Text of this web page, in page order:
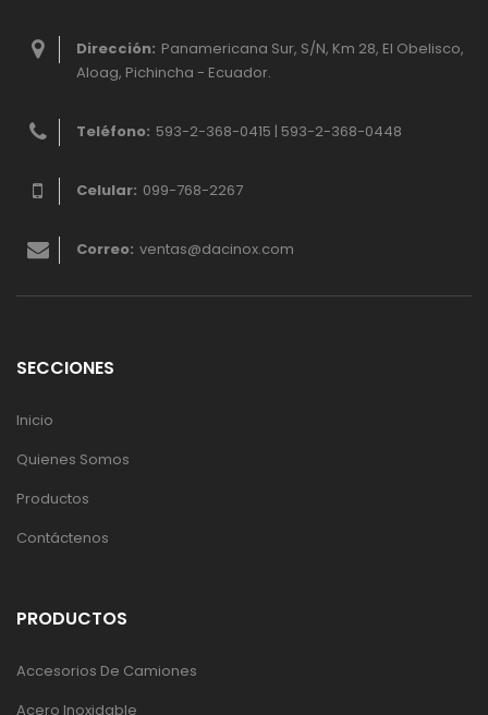
Dirección: Panamericana Sur, S/N, Km 28, El Obelisco,
Aloag, Pichincha - Ecuador.
Teléfono: 593-2-368-0415 | 593-2-368-0448
Celular: 099-768-2267
Correo: ventas@dacinox.com
SECCIONES
Inicio
Quienes Somos
Productos
Contáctenos
PRODUCTOS
Accesorios De Camiones
Acero Inoxidable